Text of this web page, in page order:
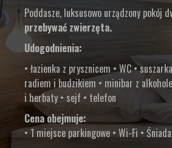
Poddasze, luksusowo urządzony pokój
przebywać zwierzęta.
Udogodnienia:
• łazienka z prysznicem • WC •
radiem i budzikiem • minibar z
i herbaty • sejf • telefon
Cena obejmuje:
• 1 miejsce parkingowe • Wi-Fi •